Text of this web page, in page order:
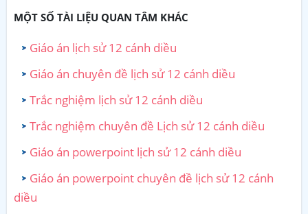
MỘT SỐ TÀI LIỆU QUAN TÂM KHÁC
Giáo án lịch sử 12 cánh diều
Giáo án chuyên đề lịch sử 12 cánh diều
Trắc nghiệm lịch sử 12 cánh diều
Trắc nghiệm chuyên đề Lịch sử 12 cánh diều
Giáo án powerpoint lịch sử 12 cánh diều
Giáo án powerpoint chuyên đề lịch sử 12 cánh
diều